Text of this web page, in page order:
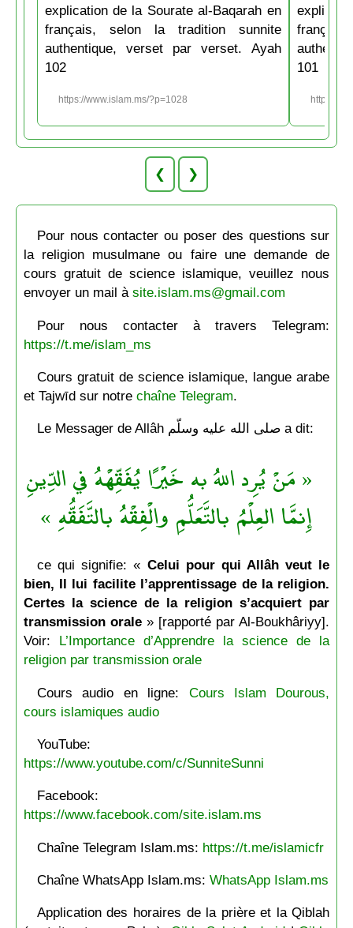
explication de la Sourate al-Baqarah en
français, selon la tradition sunnite
authentique, verset par verset. Ayah
102
https://www.islam.ms/?p=1028
101
https://
❮ ❯
Pour nous contacter ou poser des questions sur
la religion musulmane ou faire une demande de
cours gratuit de science islamique, veuillez nous
envoyer un mail à site.islam.ms@gmail.com
Pour nous contacter à travers Telegram:
https://t.me/islam_ms
Cours gratuit de science islamique, langue arabe
et Tajwīd sur notre chaîne Telegram.
Le Messager de Allâh صلى الله عليه وسلّم a dit:
« مَنْ يُرِد اللهُ به خَيْرًا يُفَقِّهْهُ في الدِّينِ
إِنمَّا العِلْمُ بالتَّعَلُّمِ والْفِقْهُ بالتَّفَقُّهِ »
ce qui signifie: « Celui pour qui Allâh veut le
bien, Il lui facilite l’apprentissage de la religion.
Certes la science de la religion s’acquiert par
transmission orale» [rapporté par Al-Boukhâriyy].
Voir: L’Importance d’Apprendre la science de la
religion par transmission orale
Cours audio en ligne: Cours Islam Dourous,
cours islamiques audio
YouTube:
https://www.youtube.com/c/SunniteSunni
Facebook:
https://www.facebook.com/site.islam.ms
Chaîne Telegram Islam.ms: https://t.me/islamicfr
Chaîne WhatsApp Islam.ms: WhatsApp Islam.ms
Application des horaires de la prière et la Qiblah